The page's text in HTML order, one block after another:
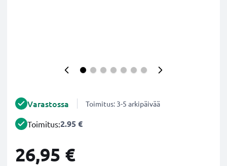
Varastossa Toimitus: 3-5 arkipäivää
Toimitus:2.95 €
26,95 €